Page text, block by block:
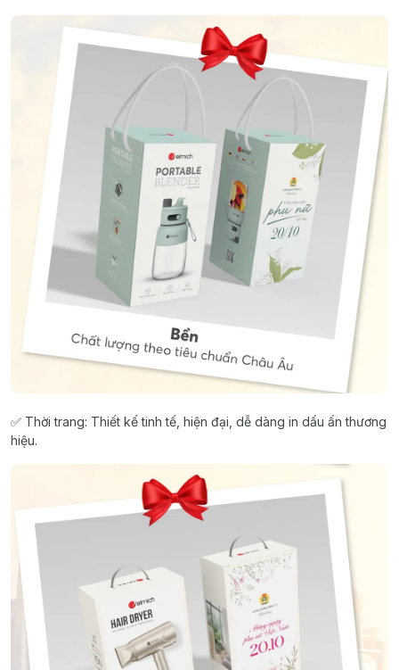
✅ Thời trang: Thiết kế tinh tế, hiện đại, dễ dàng in dấu ấn thương
hiệu.